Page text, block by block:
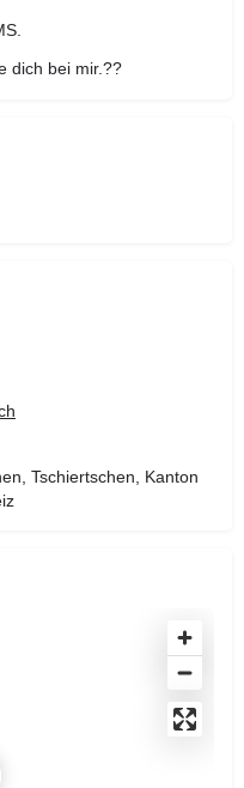
dich bei mir.??
Tschiertschen, Kanton